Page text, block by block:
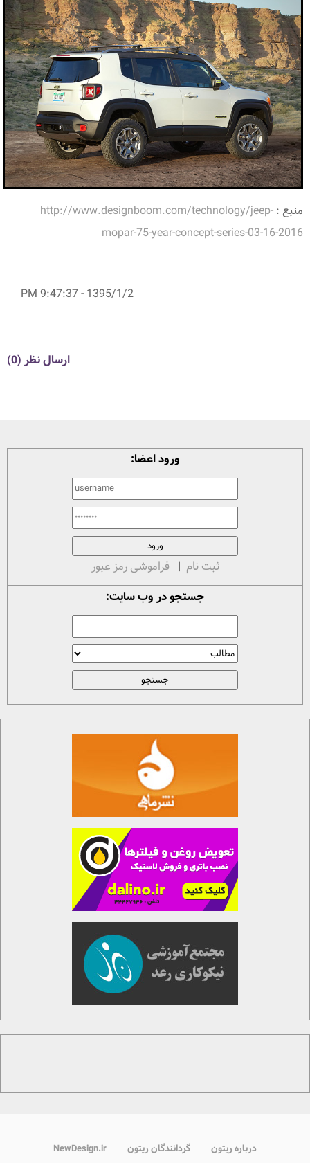
منبع :http://www.designboom.com/technology/jeep-
mopar-75-year-concept-series-03-16-2016
1395/1/2
-
9:47:37 PM
ارسال نظر (0)
ورود اعضا:
ثبت نام | فراموشی رمز عبور
جستجو در وب سایت:
درباره ریتون گردانندگان ریتون NewDesign.ir